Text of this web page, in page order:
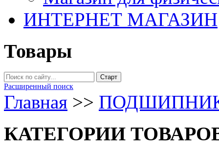
ИНТЕРНЕТ МАГАЗИН
Товары
Расширенный поиск
Главная >>
КАТЕГОРИИ